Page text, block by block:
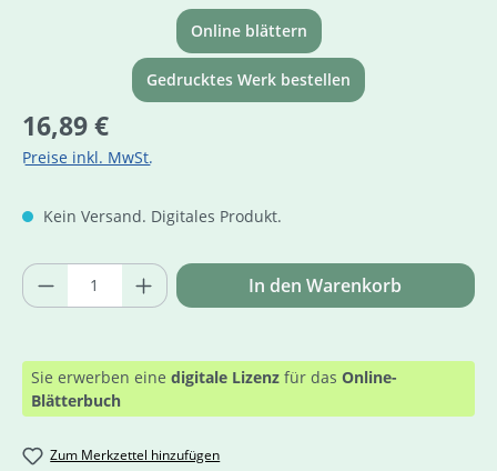
Online blättern
Gedrucktes Werk bestellen
Regulärer Preis:
16,89 €
Preise inkl. MwSt.
Kein Versand. Digitales Produkt.
Produkt Anzahl: Gib den gewünschten
In den Warenkorb
Sie erwerben eine digitale Lizenz für das Online-
Blätterbuch
Zum Merkzettel hinzufügen